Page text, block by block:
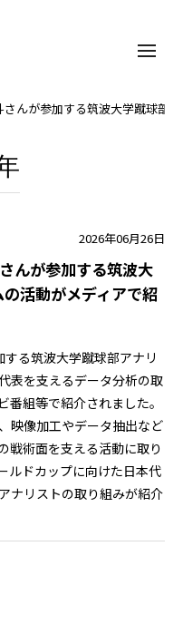
んが参加する筑波大学蹴球部
2026年06月26日
んが参加する筑波大
活動がメディアで紹
る筑波大学蹴球部アナリ
表を支えるデータ分析の取
番組等で紹介されました。
映像加工やデータ抽出など
戦術面を支える活動に取り
ルドカップに向けた日本代
ナリストの取り組みが紹介